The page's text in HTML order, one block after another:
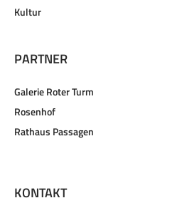
Kultur
PARTNER
Galerie Roter Turm
Rosenhof
Rathaus Passagen
KONTAKT